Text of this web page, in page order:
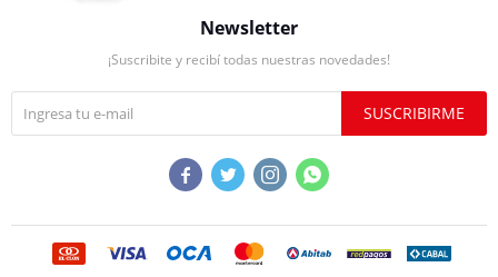
Newsletter
¡Suscribite y recibí todas nuestras novedades!
SUSCRIBIRME
   